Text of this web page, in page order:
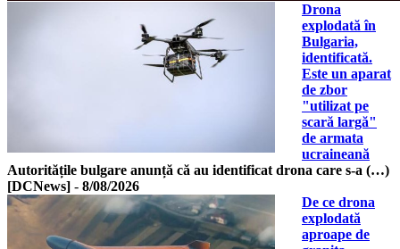
Drona
explodată în
Bulgaria,
identificată.
Este un aparat
de zbor
"utilizat pe
scară largă"
de armata
ucraineană
Autoritățile bulgare anunță că au identificat drona care s-a (…)
[DCNews] - 8/08/2026
De ce drona
explodată
aproape de